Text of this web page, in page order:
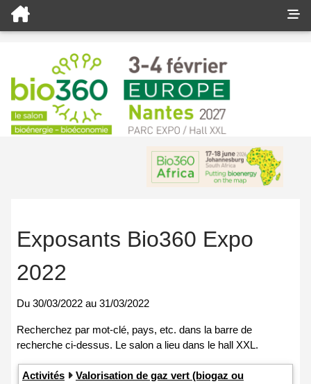
Exposants Bio360 Expo
2022
Du 30/03/2022 au 31/03/2022
Activités
Valorisation de gaz vert (biogaz ou